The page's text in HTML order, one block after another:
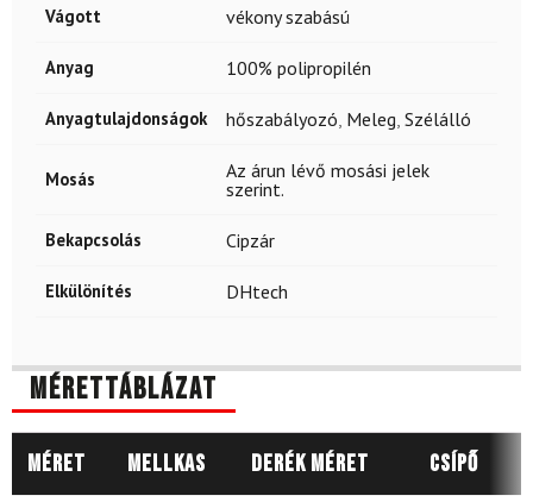
Vágott vékony szabású
Anyag 100% polipropilén
Anyagtulajdonságok hőszabályozó, Meleg, Szélálló
Mosás
Az árun lévő mosási jelek
szerint.
Bekapcsolás Cipzár
Elkülönítés DHtech
Mérettáblázat
Méret Mellkas Derék méret Csípő